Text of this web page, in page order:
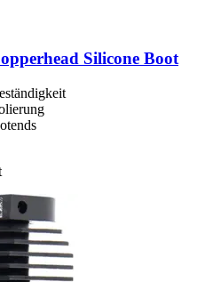
Silicone Boot